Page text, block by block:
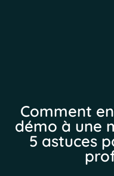
Comment
démo à une
5 astuces